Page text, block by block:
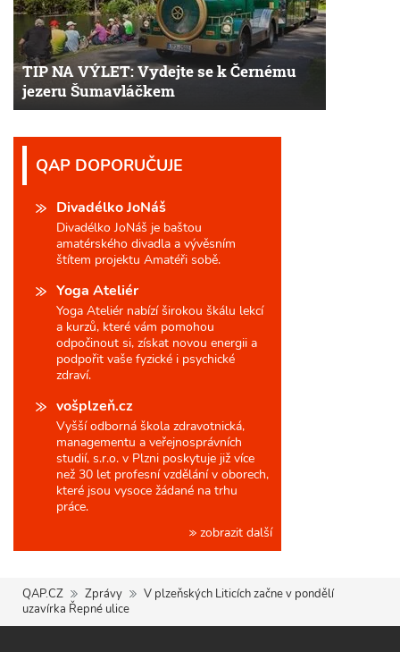
TIP NA VÝLET: Vydejte se k Černému
jezeru Šumavláčkem
QAP DOPORUČUJE
Divadélko JoNáš
Divadélko JoNáš je baštou
amatérského divadla a vývěsním
štítem projektu Amatéři sobě.
Yoga Ateliér
Yoga Ateliér nabízí širokou škálu lekcí
a kurzů, které vám pomohou
odpočinout si, získat novou energii a
podpořit vaše fyzické i psychické
zdraví.
vošplzeň.cz
Vyšší odborná škola zdravotnická,
managementu a veřejnosprávních
studií, s.r.o. v Plzni poskytuje již více
než 30 let profesní vzdělání v oborech,
které jsou vysoce žádané na trhu
práce.
zobrazit další
QAP.CZ Zprávy
V plzeňských Liticích začne v pondělí
uzavírka Řepné ulice